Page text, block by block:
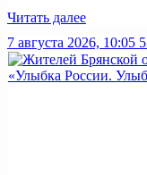
Читать далее
7 августа 2026, 10:05